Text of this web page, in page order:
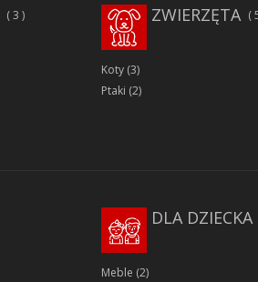
3 ZWIERZĘTA
Koty(3)
Ptaki (2)
DLA DZIECKA
Meble (2)